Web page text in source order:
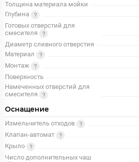
Толщина материала мойки
Глубина
Готовых отверстий для
смесителя
Диаметр сливного отверстия
Материал
Монтаж
Поверхность
Намеченных отверстий для
смесителя
Оснащение
Измельчитель отходов
Клапан-автомат
Крыло
Число дополнительных чаш